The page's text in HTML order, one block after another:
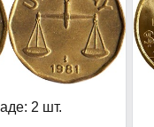
2 шт.